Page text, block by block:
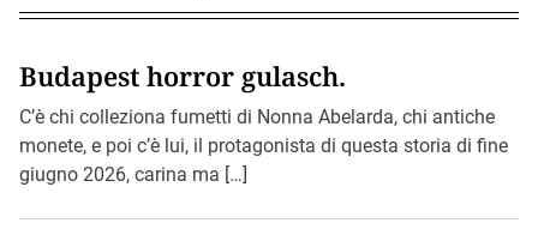
Budapest horror gulasch.
C’è chi colleziona fumetti di Nonna Abelarda, chi antiche
monete, e poi c’è lui, il protagonista di questa storia di fine
giugno 2026, carina ma […]